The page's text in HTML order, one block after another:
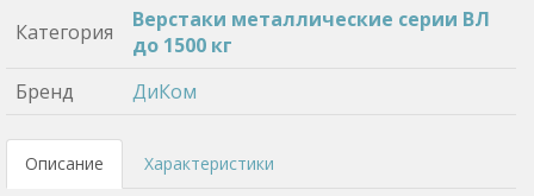
Категория
Верстаки металлические серии ВЛ
до 1500 кг
Бренд
ДиКом
Описание Характеристики